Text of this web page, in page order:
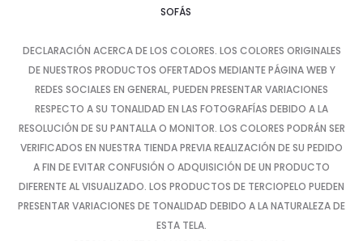
SOFÁS
DECLARACIÓN ACERCA DE LOS COLORES. LOS COLORES ORIGINALES
DE NUESTROS PRODUCTOS OFERTADOS MEDIANTE PÁGINA WEB Y
REDES SOCIALES EN GENERAL, PUEDEN PRESENTAR VARIACIONES
RESPECTO A SU TONALIDAD EN LAS FOTOGRAFÍAS DEBIDO A LA
RESOLUCIÓN DE SU PANTALLA O MONITOR. LOS COLORES PODRÁN SER
VERIFICADOS EN NUESTRA TIENDA PREVIA REALIZACIÓN DE SU PEDIDO
A FIN DE EVITAR CONFUSIÓN O ADQUISICIÓN DE UN PRODUCTO
DIFERENTE AL VISUALIZADO. LOS PRODUCTOS DE TERCIOPELO PUEDEN
PRESENTAR VARIACIONES DE TONALIDAD DEBIDO A LA NATURALEZA DE
ESTA TELA.